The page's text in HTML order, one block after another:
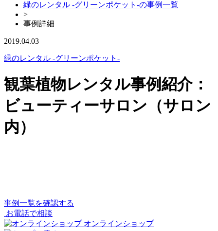
緑のレンタル -グリーンポケット-の事例一覧
>
事例詳細
2019.04.03
緑のレンタル -グリーンポケット-
観葉植物レンタル事例紹介：
ビューティーサロン（サロン
内）
事例一覧を確認する
お電話で相談
オンラインショップ